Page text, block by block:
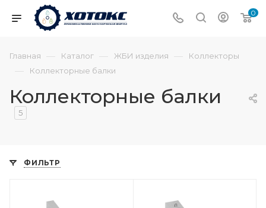
0
Главная — Каталог — ЖБИ изделия — Коллекторы
— Коллекторные балки
Коллекторные балки
5
ФИЛЬТР